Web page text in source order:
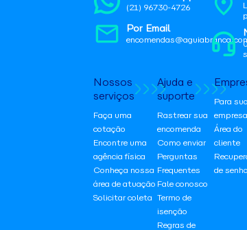
(21) 96730-4726
Por Email
Nossos
serviços
Faça uma
cotação
Encontre uma
agência física
Conheça nossa
área de atuação
Solicitar coleta
Ajuda e
suporte
Rastrear sua
encomenda
Como enviar
Perguntas
Frequentes
Fale conosco
Termo de
isenção
Regras de
Para sua
empresa
Área do
cliente
de senha